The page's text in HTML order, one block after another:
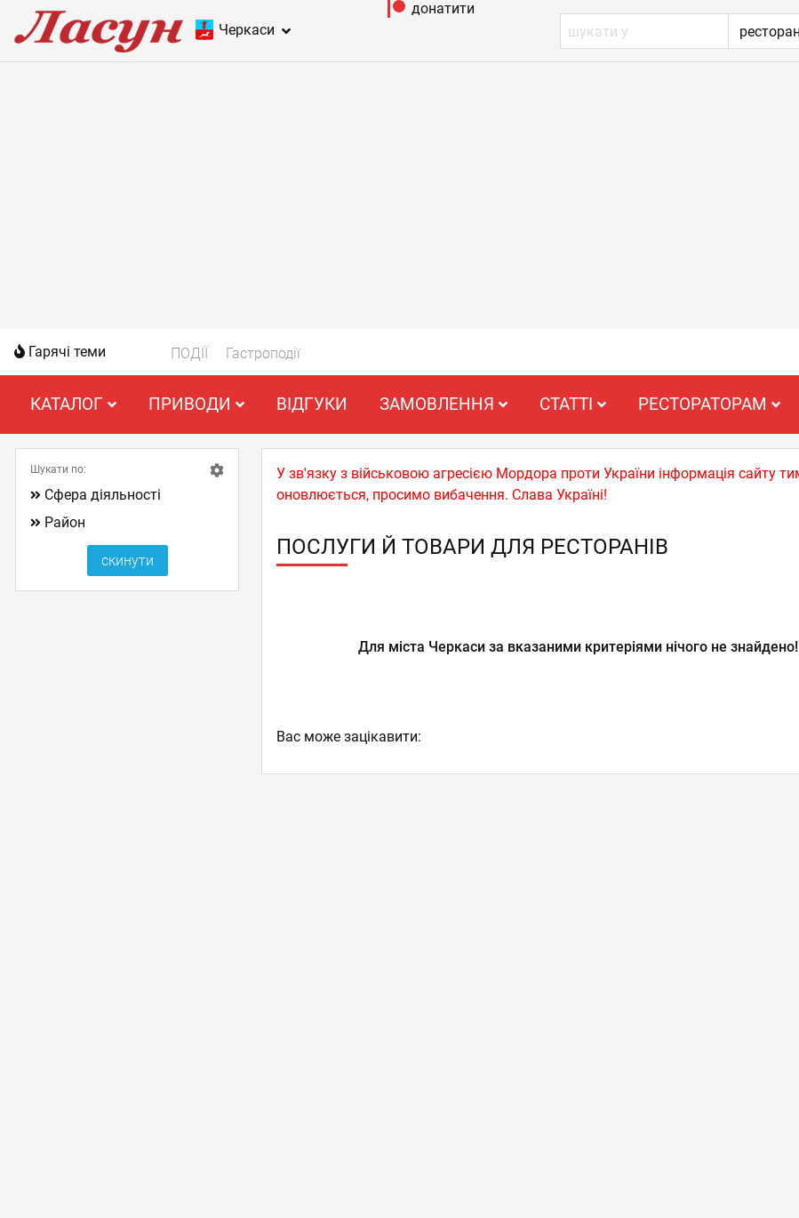
Черкаси
донатити
Гарячі теми ПОДІЇ Гастроподії
КАТАЛОГ ПРИВОДИ ВІДГУКИ ЗАМОВЛЕННЯ СТАТТІ РЕСТОРАТОРАМ
У зв'язку з військовою агресією Мордора проти України інформація сайту
оновлюється, просимо вибачення. Слава Україні!
ПОСЛУГИ Й ТОВАРИ ДЛЯ РЕСТОРАНІВ
Для міста Черкаси за вказаними критеріями нічого не знайдено!
Шукати по:
Сфера діяльності
Район
Вас може зацікавити: